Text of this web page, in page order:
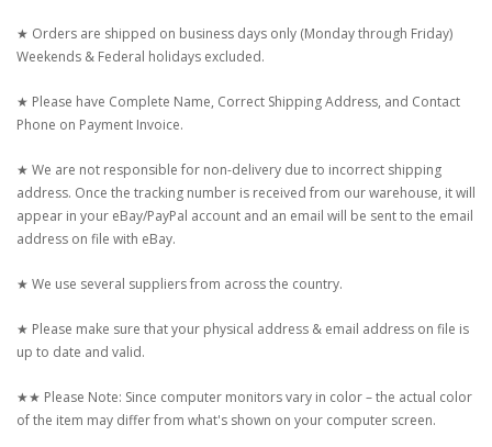
★ Orders are shipped on business days only (Monday through Friday)
Weekends & Federal holidays excluded.
★ Please have Complete Name, Correct Shipping Address, and Contact
Phone on Payment Invoice.
★ We are not responsible for non-delivery due to incorrect shipping
address. Once the tracking number is received from our warehouse, it will
appear in your eBay/PayPal account and an email will be sent to the email
address on file with eBay.
★ We use several suppliers from across the country.
★ Please make sure that your physical address & email address on file is
up to date and valid.
★★ Please Note: Since computer monitors vary in color – the actual color
of the item may differ from what's shown on your computer screen.